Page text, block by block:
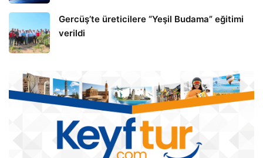
Gercüş’te üreticilere “Yeşil Budama” eğitimi
verildi